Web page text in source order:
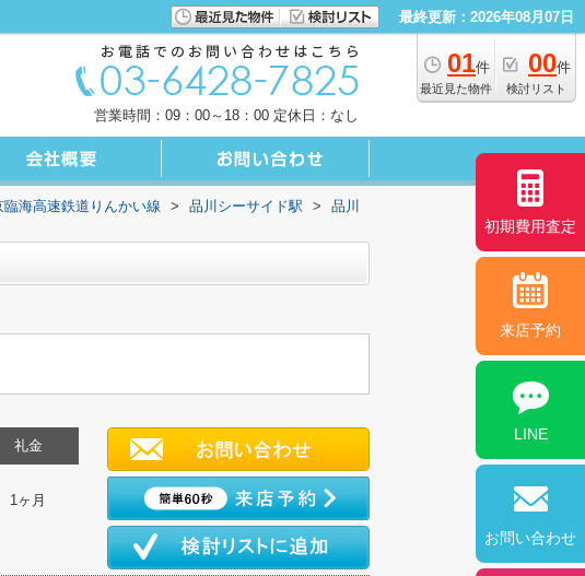
最終更新：2026年08月07日
01件
最近見た物件
00件
検討リスト
営業時間：09：00～18：00 定休日：なし
臨海高速鉄道りんかい線 > 品川シーサイド駅 >
品川
礼金
1ヶ月
初期費用査定
来店予約
LINE
お問い合わせ